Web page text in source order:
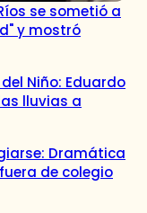
se sometió a
y mostró
Niño: Eduardo
lluvias a
Dramática
de colegio